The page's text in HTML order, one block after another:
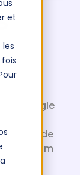
et
en règle
des
0669 de
Beam